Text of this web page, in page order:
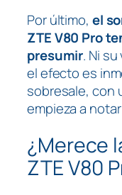
Por último, el
ZTE V80 Pro
presumir. Ni
el efecto es
sobresale, con
empieza a
¿Merece
ZTE V80